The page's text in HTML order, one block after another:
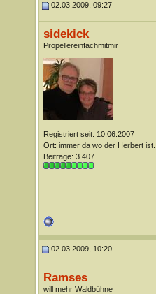
02.03.2009, 09:27
sidekick
Propellereinfachmitmir
Registriert seit: 10.06.2007
Ort: immer da wo der Herbert ist...
Beiträge: 3.407
02.03.2009, 10:20
Ramses
will mehr Waldbühne